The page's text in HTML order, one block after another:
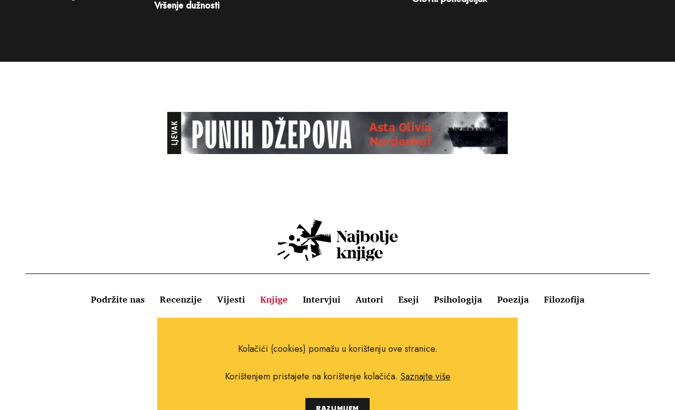
Vršenje dužnosti
Podržite nas Recenzije Vijesti Knjige Intervjui Autori Eseji Psihologija Poezija Filozofija
Copyright © 2010.-2021. najboljeknjige.com.
Kolačići (cookies) pomažu u korištenju ove stranice.
Korištenjem pristajete na korištenje kolačića. Saznajte više
RAZUMIJEM